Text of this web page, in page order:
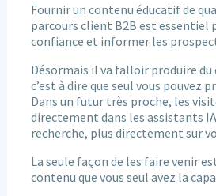
Fournir un contenu éducatif de
parcours client B2B est essentiel
confiance et informer les
Désormais il va falloir produire du
c’est à dire que seul vous pouvez
Dans un futur très proche, les
directement dans les assistants
recherche, plus directement sur
La seule façon de les faire venir
contenu que vous seul avez la